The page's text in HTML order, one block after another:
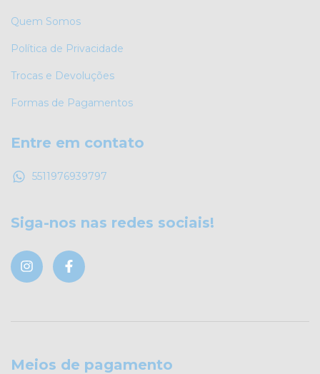
Quem Somos
Política de Privacidade
Trocas e Devoluções
Formas de Pagamentos
Entre em contato
5511976939797
Siga-nos nas redes sociais!
Meios de pagamento